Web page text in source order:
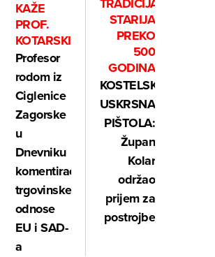
KAŽE
PROF.
KOTARSKI
Profesor
rodom iz
Ciglenice
Zagorske
u
Dnevniku
komentirao
trgovinske
odnose
EU i SAD-
a
TRADICIJA
STARIJA
PREKO
500
GODINA
KOSTELSKA
USKRSNA
PIŠTOLA:
Župan
Kolar
održao
prijem za
postrojbe